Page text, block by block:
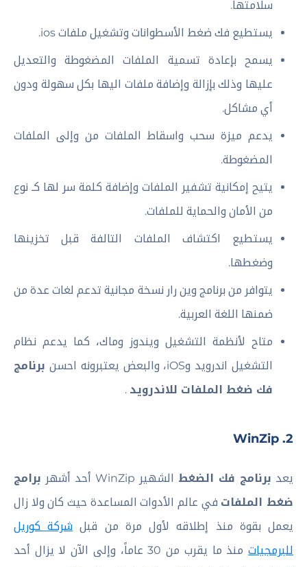
سلامتها.
يستطيع فك ضغط الأسطوانات وتشغيل ملفات ios.
يسمح بإعادة تسمية الملفات المضغوطة والتعديل
عليها وذلك بإزالة وإضافة ملفات اليها بكل سهولة ودون
أي مشاكل.
يدعم ميزة سحب واسقاط الملفات من وإلى الملفات
المضغوطة.
يتيح إمكانية تشفير الملفات وإضافة كلمة سر لها كـ نوع
من الأمان والحماية للملفات.
يستطيع اكتشاف الملفات التالفة قبل تخزينها
وضغطها.
يتوافر من برنامج وين رار نسخة مجانية تدعم لغات عدة من
ضمنها اللغة العربية.
متاح لأنظمة التشغيل ويندوز وماك، كما يدعم نظام
التشغيل اندرويد وiOS، والبعض يعتبرونه احسن
برنامج
فك ضغط الملفات للاندرويد .
2. WinZip
يعد برنامج فك الضغط الشهير WinZip أحد أشهر
برامج
ضغط الملفات في عالم الأدوات المساعدة حيث كان ولا زال
يعمل بقوة منذ إطلاقه لأول مرة من قبل شركة كوريل
للبرمجيات
منذ ما يقرب من 30 عاماً، وإلى الآن لا يزال أحد